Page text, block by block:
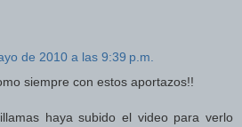
de 2010 a las 9:39 p.m.
siempre con estos aportazos!!
haya subido el video para verlo